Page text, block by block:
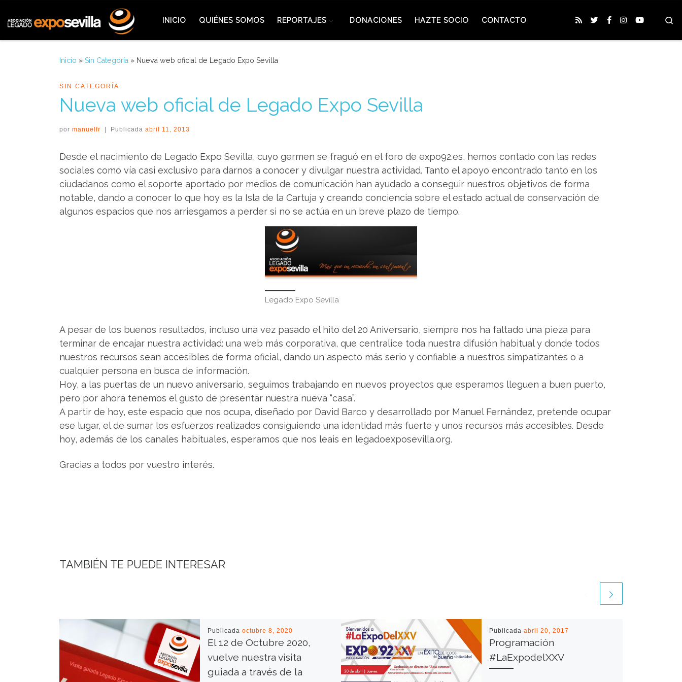
INICIO QUIÉNES SOMOS REPORTAJES DONACIONES HAZTE SOCIO CONTACTO
Inicio » Sin Categoría » Nueva web oficial de Legado Expo Sevilla
SIN CATEGORÍA
Nueva web oficial de Legado Expo Sevilla
por manuelfr Publicada abril 11, 2013
Desde el nacimiento de Legado Expo Sevilla, cuyo germen se fraguó en el foro de expo92.es, hemos contado con las redes
sociales como vía casi exclusivo para darnos a conocer y divulgar nuestra actividad. Tanto el apoyo encontrado tanto en los
ciudadanos como el soporte aportado por medios de comunicación han ayudado a conseguir nuestros objetivos de forma
notable, dando a conocer lo que hoy es la Isla de la Cartuja y creando conciencia sobre el estado actual de conservación de
algunos espacios que nos arriesgamos a perder si no se actúa en un breve plazo de tiempo.
Legado Expo Sevilla
A pesar de los buenos resultados, incluso una vez pasado el hito del 20 Aniversario, siempre nos ha faltado una pieza para
terminar de encajar nuestra actividad: una web más corporativa, que centralice toda nuestra difusión habitual y donde todos
nuestros recursos sean accesibles de forma oficial, dando un aspecto más serio y confiable a nuestros simpatizantes o a
cualquier persona en busca de información.
Hoy, a las puertas de un nuevo aniversario, seguimos trabajando en nuevos proyectos que esperamos lleguen a buen puerto,
pero por ahora tenemos el gusto de presentar nuestra nueva “casa”.
A partir de hoy, este espacio que nos ocupa, diseñado por David Barco y desarrollado por Manuel Fernández, pretende ocupar
ese lugar, el de sumar los esfuerzos realizados consiguiendo una identidad más fuerte y unos recursos más accesibles. Desde
hoy, además de los canales habituales, esperamos que nos leais en legadoexposevilla.org.
Gracias a todos por vuestro interés.
TAMBIÉN TE PUEDE INTERESAR
Publicada octubre 8, 2020
El 12 de Octubre 2020,
vuelve nuestra visita
guiada a través de la
Publicada abril 20, 2017
Programación
#LaExpodelXXV